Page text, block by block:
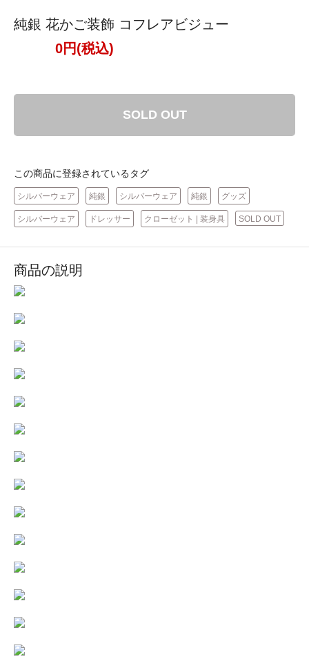
純銀 花かご装飾 コフレアビジュー
0円(税込)
SOLD OUT
この商品に登録されているタグ
シルバーウェア 純銀 シルバーウェア 純銀 グッズ
シルバーウェア ドレッサー クローゼット | 装身具 SOLD OUT
商品の説明